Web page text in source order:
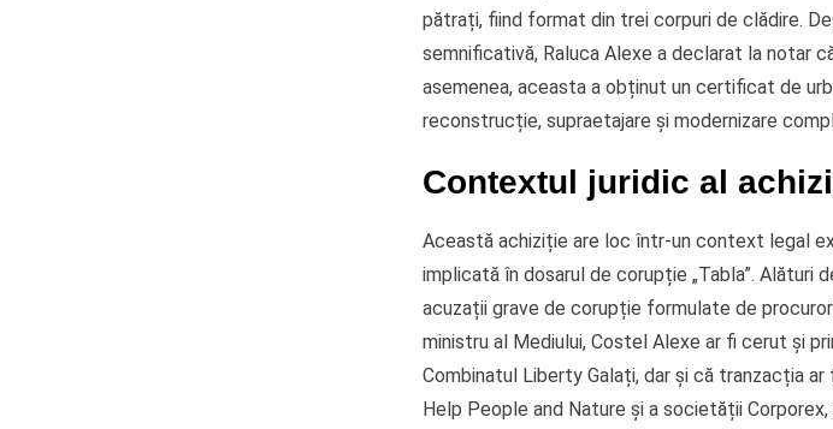
pătrați, fiind format din trei corpuri de clădire.
semnificativă, Raluca Alexe a declarat la notar
asemenea, aceasta a obținut un certificat de
reconstrucție, supraetajare și modernizare
Contextul juridic al
Această achiziție are loc într-un context legal
implicată în dosarul de corupție „Tabla”. Alături
acuzații grave de corupție formulate de
ministru al Mediului, Costel Alexe ar fi cerut și
Combinatul Liberty Galați, dar și că tranzacția
Help People and Nature și a societății